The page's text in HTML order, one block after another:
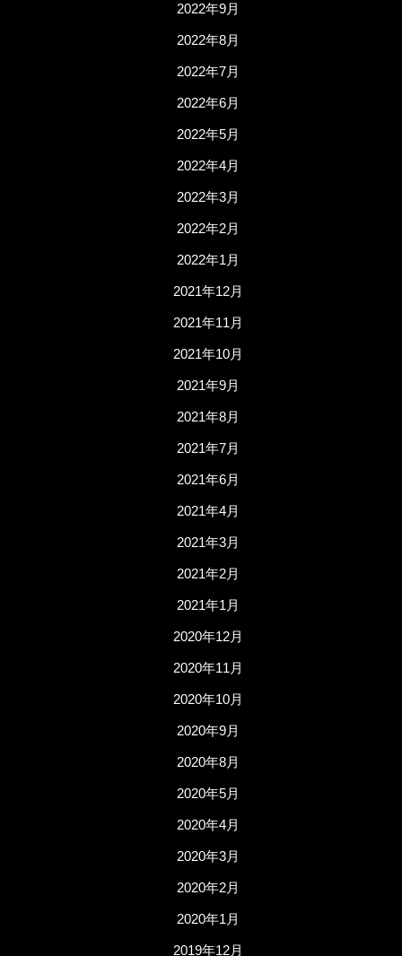
2022年9月
2022年8月
2022年7月
2022年6月
2022年5月
2022年4月
2022年3月
2022年2月
2022年1月
2021年12月
2021年11月
2021年10月
2021年9月
2021年8月
2021年7月
2021年6月
2021年4月
2021年3月
2021年2月
2021年1月
2020年12月
2020年11月
2020年10月
2020年9月
2020年8月
2020年5月
2020年4月
2020年3月
2020年2月
2020年1月
2019年12月